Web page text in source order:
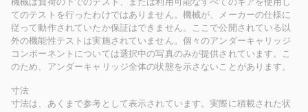
てのテストを行ったわけではありません。機械が、メーカーの仕様に
従って動作されていたか保証はできません。ここで公開されている以
外の機能性テストは実施されていません。個々のアンダーキャリッジ
コンポーネントについては選択中の写真のみが提供されています。こ
のため、アンダーキャリッジ全体の状態を示さないことがあります。
寸法
寸法は、あくまで参考として表示されています。実際に積載された状